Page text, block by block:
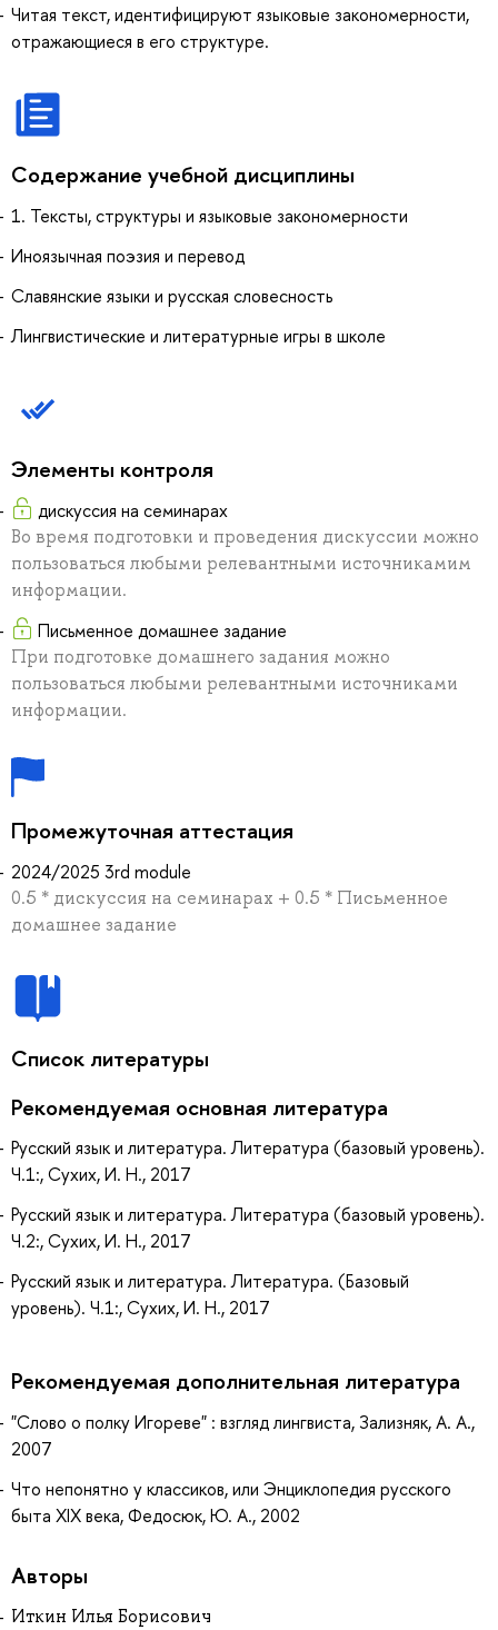
Читая текст, идентифицируют языковые закономерности,
отражающиеся в его структуре.
Содержание учебной дисциплины
1. Тексты, структуры и языковые закономерности
Иноязычная поэзия и перевод
Славянские языки и русская словесность
Лингвистические и литературные игры в школе
Элементы контроля
дискуссия на семинарах
Во время подготовки и проведения дискуссии можно
пользоваться любыми релевантными источникамим
информации.
Письменное домашнее задание
При подготовке домашнего задания можно
пользоваться любыми релевантными источниками
информации.
Промежуточная аттестация
2024/2025 3rd module
0.5 * дискуссия на семинарах + 0.5 * Письменное
домашнее задание
Список литературы
Рекомендуемая основная литература
Русский язык и литература. Литература (базовый уровень).
Ч.1:, Сухих, И. Н., 2017
Русский язык и литература. Литература (базовый уровень).
Ч.2:, Сухих, И. Н., 2017
Русский язык и литература. Литература. (Базовый
уровень). Ч.1:, Сухих, И. Н., 2017
Рекомендуемая дополнительная литература
"Слово о полку Игореве" : взгляд лингвиста, Зализняк, А. А.,
2007
Что непонятно у классиков, или Энциклопедия русского
быта XIX века, Федосюк, Ю. А., 2002
Авторы
Иткин Илья Борисович